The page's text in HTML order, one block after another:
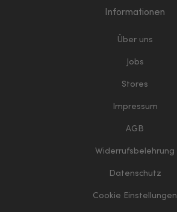
Informationen
Über uns
Jobs
Stores
Impressum
AGB
Widerrufsbelehrung
Datenschutz
Cookie Einstellungen